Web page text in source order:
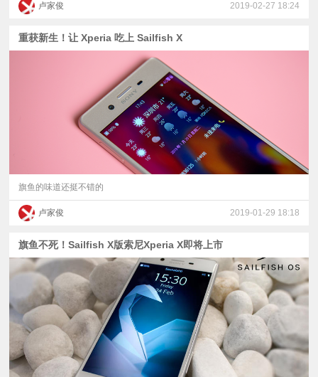
评
测
普
验
题
卢家俊 2019-02-27 18:24
重获新生！让 Xperia 吃上 Sailfish X
旗鱼的味道还挺不错的
卢家俊 2019-01-29 18:18
旗鱼不死！Sailfish X版索尼Xperia X即将上市